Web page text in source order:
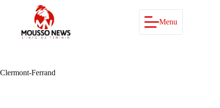
Menu
Clermont-Ferrand